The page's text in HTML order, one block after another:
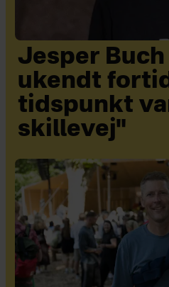
Jesper
ukendt
tidspunkt
skillevej"